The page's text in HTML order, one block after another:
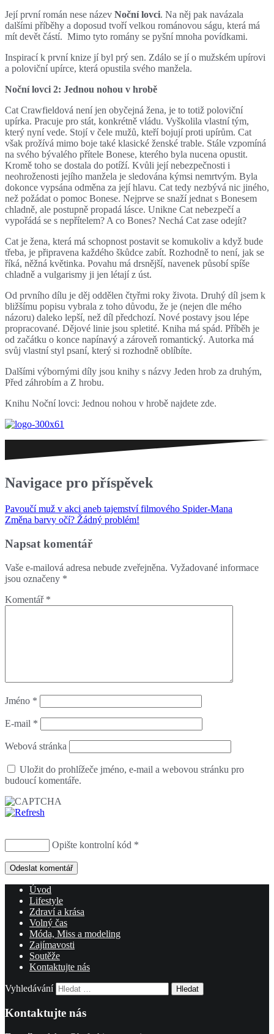
Její první román nese název Noční lovci. Na něj pak navázala
dalšími příběhy a doposud tvoří velkou románovou ságu, která má
mít devět částí. Mimo tyto romány se pyšní mnoha povídkami.
Inspirací k první knize jí byl prý sen. Zdálo se jí o mužském upírovi
a poloviční upírce, která opustila svého manžela.
Noční lovci 2: Jednou nohou v hrobě
Cat Crawfieldová není jen obyčejná žena, je to totiž poloviční
upírka. Pracuje pro stát, konkrétně vládu. Vyškolila vlastní tým,
který nyní vede. Stojí v čele mužů, kteří bojují proti upírům. Cat
však prožívá mimo boje také klasické ženské trable. Stále vzpomíná
na svého bývalého přítele Bonese, kterého byla nucena opustit.
Kromě toho se dostala do potíží. Kvůli její nebezpečnosti i
neohroženosti jejího manžela je sledována kýmsi nemrtvým. Byla
dokonce vypsána odměna za její hlavu. Cat tedy nezbývá nic jiného,
než požádat o pomoc Bonese. Nejprve se snaží jednat s Bonesem
chladně, ale postupně propadá lásce. Unikne Cat nebezpečí a
vypořádá se s nepřítelem? A co Bones? Nechá Cat zase odejít?
Cat je žena, která má schopnost postavit se komukoliv a když bude
třeba, je připravena každého škůdce zabít. Rozhodně to není, jak se
říká, něžná květinka. Povahu má drsnější, navenek působí spíše
chladně a vulgarismy ji jen létají z úst.
Od prvního dílu je děj oddělen čtyřmi roky života. Druhý díl jsem k
bližšímu popisu vybrala z toho důvodu, že je (nejen dle mého
názoru) daleko lepší, než díl předchozí. Nové postavy jsou lépe
propracované. Dějové linie jsou spletité. Kniha má spád. Příběh je
od začátku o konce napínavý a zároveň romantický. Autorka má
svůj vlastní styl psaní, který si rozhodně oblíbíte.
Dalšími výbornými díly jsou knihy s názvy Jeden hrob za druhým,
Před záhrobím a Z hrobu.
Knihu Noční lovci: Jednou nohou v hrobě najdete zde.
Navigace pro příspěvek
Pavoučí muž v akci aneb tajemství filmového Spider-Mana
Změna barvy očí? Žádný problém!
Napsat komentář
Vaše e-mailová adresa nebude zveřejněna. Vyžadované informace
jsou označeny *
Komentář *
Jméno *
E-mail *
Webová stránka
Uložit do prohlížeče jméno, e-mail a webovou stránku pro
budoucí komentáře.
Opište kontrolní kód *
Úvod
Lifestyle
Zdraví a krása
Volný čas
Móda, Miss a modeling
Zajímavosti
Soutěže
Kontaktujte nás
Vyhledávání
Kontaktujte nás